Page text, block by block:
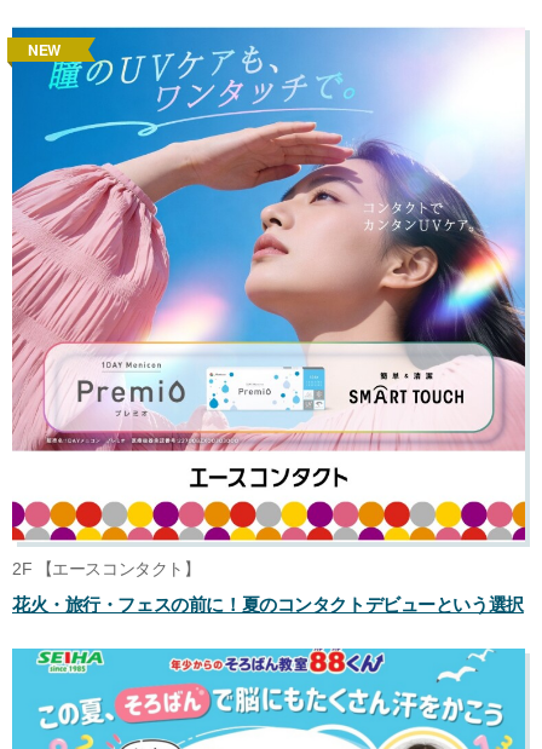
NEW
2F 【エースコンタクト】
花火・旅行・フェスの前に！夏のコンタクトデビューという選択